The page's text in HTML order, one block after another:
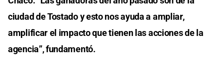
ciudad de Tostado y esto nos ayuda a ampliar,
amplificar el impacto que tienen las acciones de la
agencia”, fundamentó.